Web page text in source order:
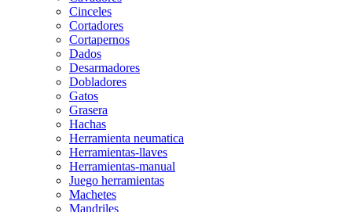
Cinceles
Cortadores
Cortapernos
Dados
Desarmadores
Dobladores
Gatos
Grasera
Hachas
Herramienta neumatica
Herramientas-llaves
Herramientas-manual
Juego herramientas
Machetes
Mandriles